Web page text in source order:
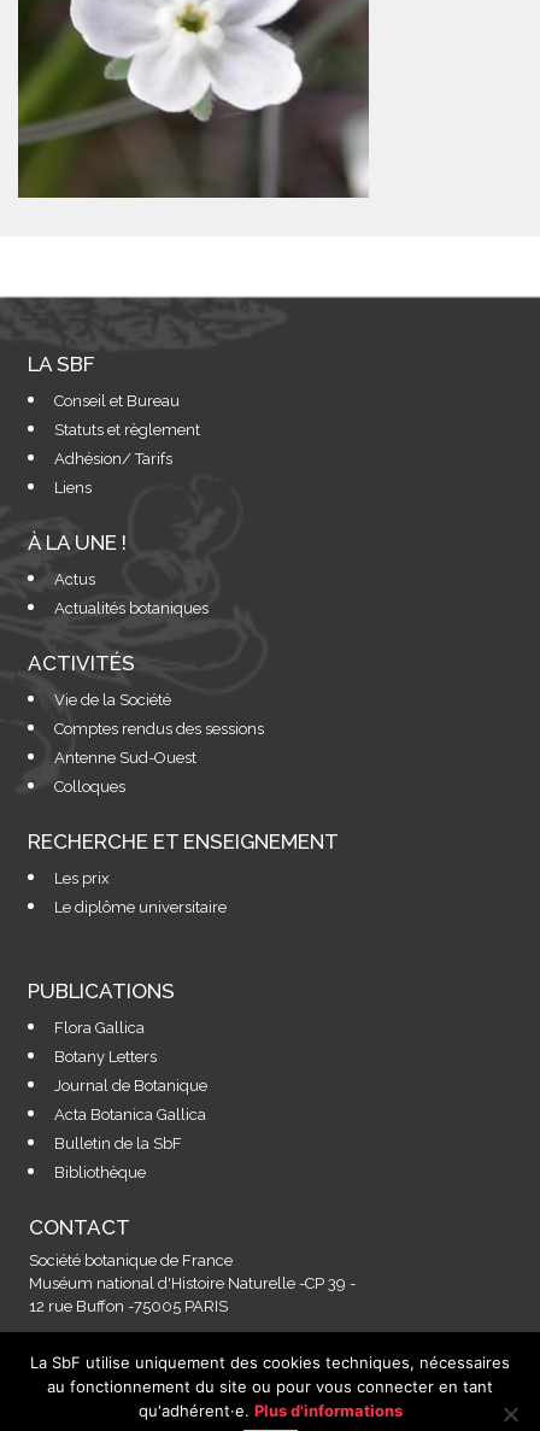
LA SBF
Conseil et Bureau
Statuts et règlement
Adhésion/ Tarifs
Liens
À LA UNE !
Actus
Actualités botaniques
ACTIVITÉS
Vie de la Société
Comptes rendus des sessions
Antenne Sud-Ouest
Colloques
RECHERCHE ET ENSEIGNEMENT
Les prix
Le diplôme universitaire
PUBLICATIONS
Flora Gallica
Botany Letters
Journal de Botanique
Acta Botanica Gallica
Bulletin de la SbF
Bibliothèque
CONTACT
Société botanique de France
Muséum national d'Histoire Naturelle -CP 39 -
12 rue Buffon -75005 PARIS
Contactez-nous à l'adresse :
secretariat@societebotaniquedefrance.fr
La SbF utilise uniquement des cookies techniques, nécessaires
au fonctionnement du site ou pour vous connecter en tant
qu'adhérent·e. Plus d'informations